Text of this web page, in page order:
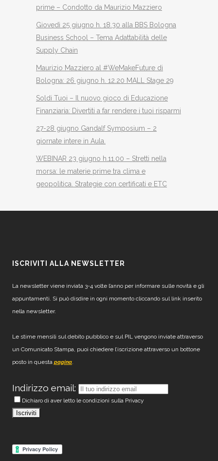
prime – Condotto da Maurizio Mazziero
Giovedì 25 giugno h. 18.30 alla BBS Bologna
Business School – Tema Adattabilità delle
Supply Chain
Maurizio Mazziero al #WeMakeFuture di
Bologna: 26 giugno h. 12.20 MALL Stage 29
Soldi Tuoi – Il nuovo gioco di Educazione
Finanziaria: Divertiti a far rendere i tuoi risparmi
27-28 giugno Gandalf Symposium – 2
giornate intere in Aula.
WEBINAR 23 giugno h.11.00 – Stretti nella
morsa: le materie prime tra clima e
geopolitica. Strategie con certificati e ETC
ISCRIVITI ALLA NEWSLETTER
La newsletter viene inviata 3-4 volte l’anno per informare sulle novità e gli
appuntamenti. Si può disdire in ogni momento cliccando sul link inserito
nella newsletter.
Le stime mensili sul debito pubblico e sul PIL vengono inviate attraverso
un Comunicato Stampa, puoi chiedere l’iscrizione attraverso un bottone
posto in questa pagina.
Indirizzo email:
Dichiaro di aver letto le condizioni sulla Privacy